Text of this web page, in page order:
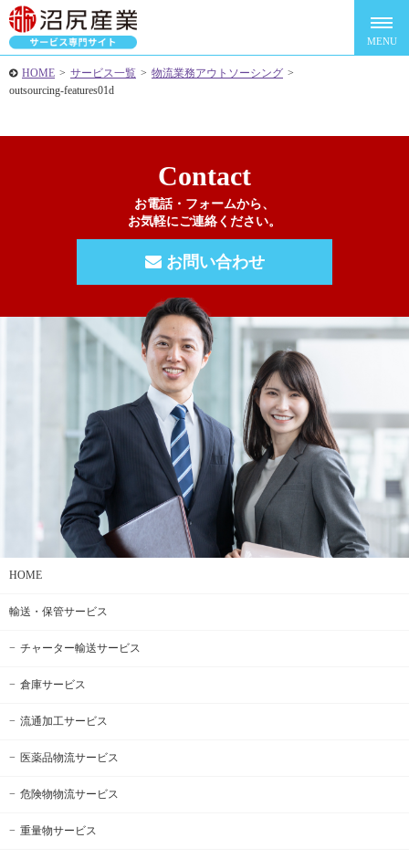
HOME > サービス一覧 > 物流業務アウトソーシング >
outsourcing-features01d
Contact
お電話・フォームから、
お気軽にご連絡ください。
お問い合わせ
HOME
輸送・保管サービス
チャーター輸送サービス
倉庫サービス
流通加工サービス
医薬品物流サービス
危険物物流サービス
重量物サービス